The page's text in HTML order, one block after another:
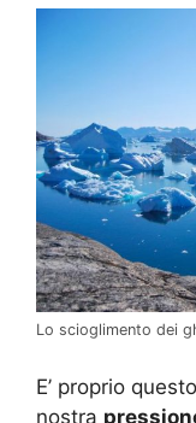
Lo scioglimento dei
E’ proprio
nostra